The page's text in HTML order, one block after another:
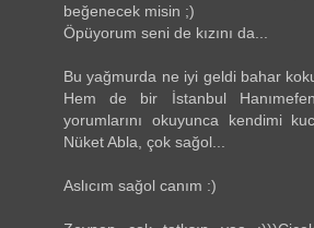
beğenecek misin ;)
Öpüyorum seni de kızını da...
Bu yağmurda ne iyi geldi bahar
Hem de bir İstanbul
yorumlarını okuyunca kendimi
Nüket Abla, çok sağol...
Aslıcım sağol canım :)